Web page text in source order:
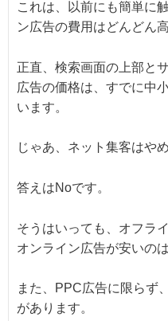
これは、以前にも簡単に
ン広告の費用はどんどん
正直、検索画面の上部と
広告の価格は、すでに中
います。
じゃあ、ネット集客はや
答えはNoです。
そうはいっても、オフラ
オンライン広告が安いの
また、PPC広告に限らず
があります。